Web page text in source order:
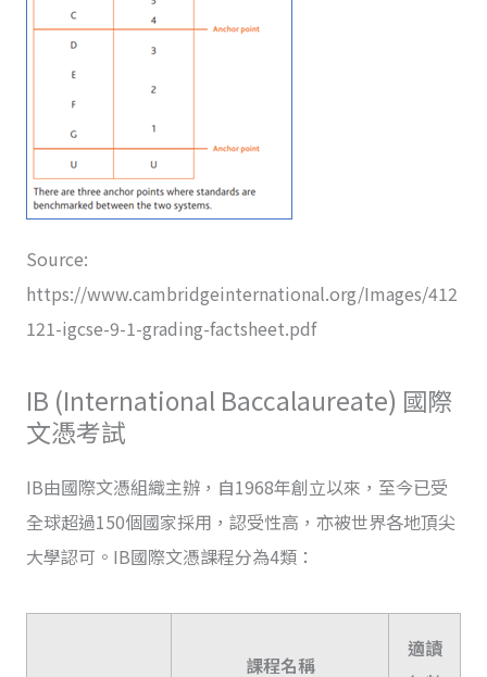
Source:
https://www.cambridgeinternational.org/Images/412
121-igcse-9-1-grading-factsheet.pdf
IB (International Baccalaureate) 國際
文憑考試
IB由國際文憑組織主辦，自1968年創立以來，至今已受
全球超過150個國家採用，認受性高，亦被世界各地頂尖
大學認可。IB國際文憑課程分為4類：
課程名稱
適讀